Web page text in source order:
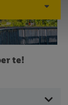
te!